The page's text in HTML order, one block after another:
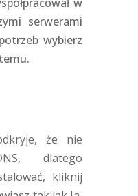
w
serwerami
wybierz
że nie
dlatego
kliknij